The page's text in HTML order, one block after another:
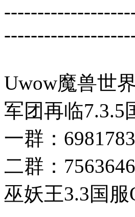
Uwow魔兽世
军团再临7.3.5
一群：
二群：
巫妖王3.3国服